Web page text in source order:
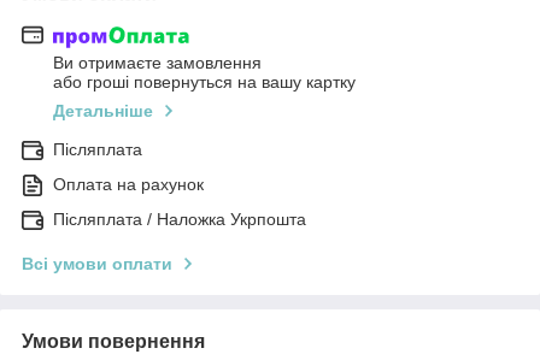
Ви отримаєте замовлення
або гроші повернуться на вашу картку
Детальніше
Післяплата
Оплата на рахунок
Післяплата / Наложка Укрпошта
Всі умови оплати
Умови повернення